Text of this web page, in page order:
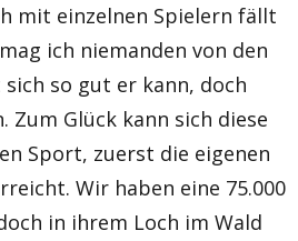
mit einzelnen Spielern fällt
ich niemanden von den
so gut er kann, doch
Glück kann sich diese
Sport, zuerst die eigenen
Wir haben eine 75.000
in ihrem Loch im Wald